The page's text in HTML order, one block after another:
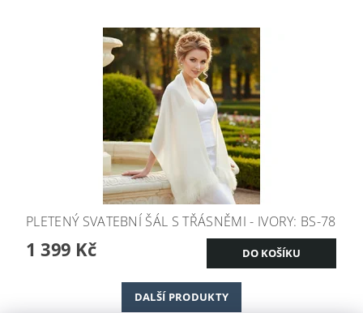
PLETENÝ SVATEBNÍ ŠÁL S TŘÁSNĚMI - IVORY: BS-78
1 399 Kč
DALŠÍ PRODUKTY